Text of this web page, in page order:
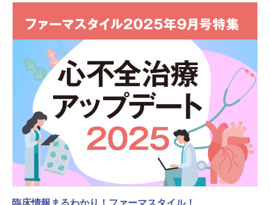
臨床情報まるわかり！ファーマスタイル！